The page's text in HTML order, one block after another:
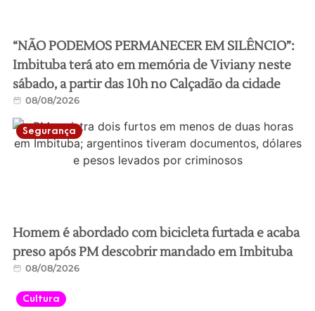
“NÃO PODEMOS PERMANECER EM SILÊNCIO”:
Imbituba terá ato em memória de Viviany neste
sábado, a partir das 10h no Calçadão da cidade
08/08/2026
Segurança
Homem é abordado com bicicleta furtada e acaba
preso após PM descobrir mandado em Imbituba
08/08/2026
Cultura